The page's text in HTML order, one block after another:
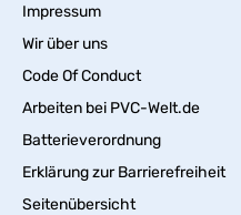
Impressum
Wir über uns
Code Of Conduct
Arbeiten bei PVC-Welt.de
Batterieverordnung
Erklärung zur Barrierefreiheit
Seitenübersicht